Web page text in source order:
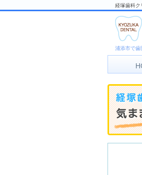
経塚歯科ク
浦添市で歯